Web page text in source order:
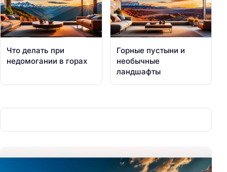
Что делать при
недомогании в горах
Горные пустыни и
необычные
ландшафты